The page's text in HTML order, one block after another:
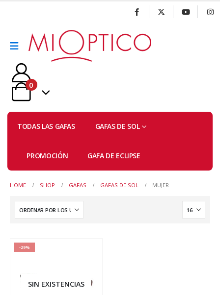
0
TODAS LAS GAFAS GAFAS DE SOL
PROMOCIÓN GAFA DE ECLIPSE
HOME SHOP GAFAS GAFAS DE SOL MUJER
-29%
SIN EXISTENCIAS